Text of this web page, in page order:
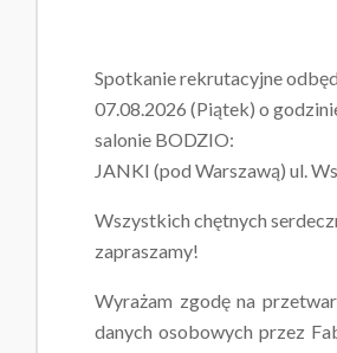
Spotkanie rekrutacyjne
07.08.2026 (Piątek) o
salonie BODZIO:
JANKI (pod Warszawą) ul.
Wszystkich chętnych
zapraszamy!
Wyrażam zgodę na
danych osobowych przez